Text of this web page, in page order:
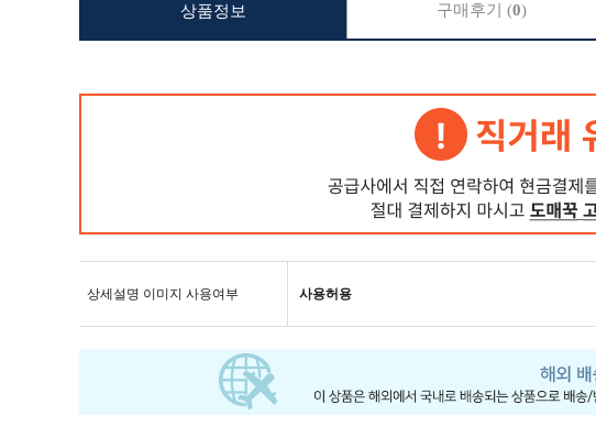
상세설명 이미지 사용여부 사용허용
상품정보 구매후기 (0)